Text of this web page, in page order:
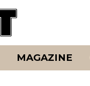
MAGAZINE